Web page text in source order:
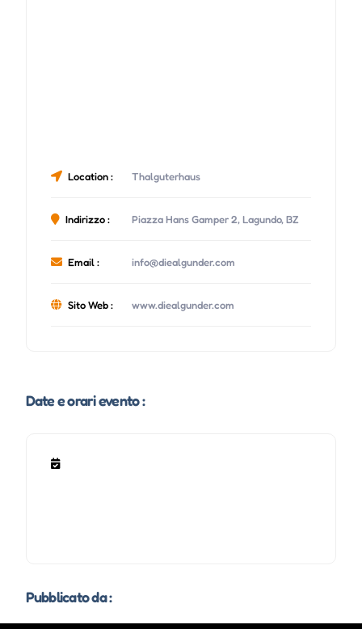
Location : Thalguterhaus
Indirizzo : Piazza Hans Gamper 2, Lagundo, BZ
Email : info@diealgunder.com
Sito Web : www.diealgunder.com
Date e orari evento :
Pubblicato da :